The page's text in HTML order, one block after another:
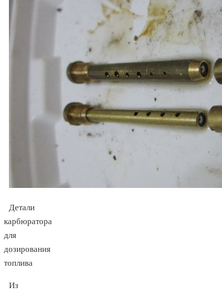
Детали
карбюратора
для
дозирования
топлива
Из